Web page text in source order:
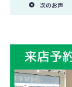
次のお声